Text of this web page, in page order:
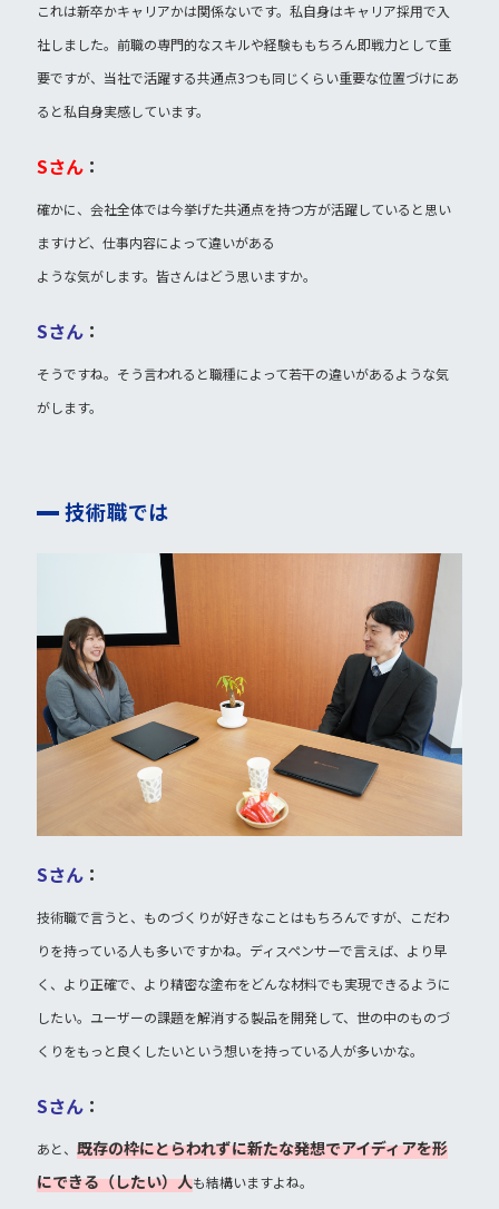
これは新卒かキャリアかは関係ないです。私自身はキャリア採用で入
社しました。前職の専門的なスキルや経験ももちろん即戦力として重
要ですが、当社で活躍する共通点3つも同じくらい重要な位置づけにあ
ると私自身実感しています。
Sさん ：
確かに、会社全体では今挙げた共通点を持つ方が活躍していると思い
ますけど、仕事内容によって違いがある
ような気がします。皆さんはどう思いますか。
Sさん ：
そうですね。そう言われると職種によって若干の違いがあるような気
がします。
技術職では
Sさん ：
技術職で言うと、ものづくりが好きなことはもちろんですが、こだわ
りを持っている人も多いですかね。ディスペンサーで言えば、より早
く、より正確で、より精密な塗布をどんな材料でも実現できるように
したい。ユーザーの課題を解消する製品を開発して、世の中のものづ
くりをもっと良くしたいという想いを持っている人が多いかな。
Sさん ：
あと、既存の枠にとらわれずに新たな発想でアイディアを形
にできる（したい）人も結構いますよね。